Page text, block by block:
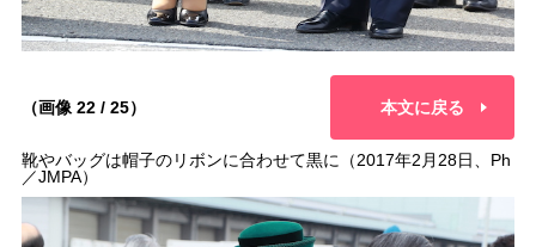
（画像 22 / 25） 本文に戻る
靴やバッグは帽子のリボンに合わせて黒に（2017年2月28日、Ph
／JMPA）